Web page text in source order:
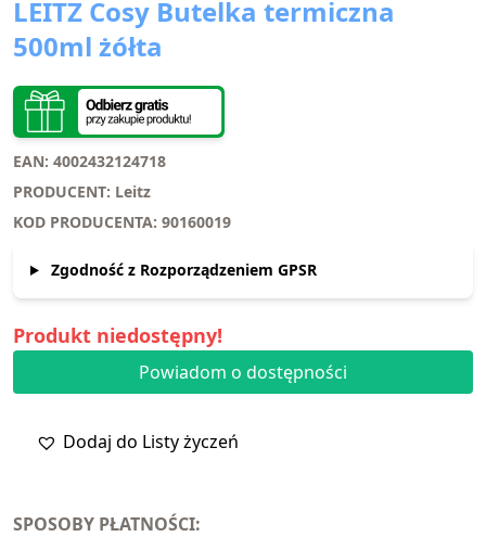
LEITZ Cosy Butelka termiczna
500ml żółta
EAN: 4002432124718
PRODUCENT: Leitz
KOD PRODUCENTA: 90160019
Zgodność z Rozporządzeniem GPSR
Produkt niedostępny!
Powiadom o dostępności
Dodaj do Listy życzeń
SPOSOBY PŁATNOŚCI: